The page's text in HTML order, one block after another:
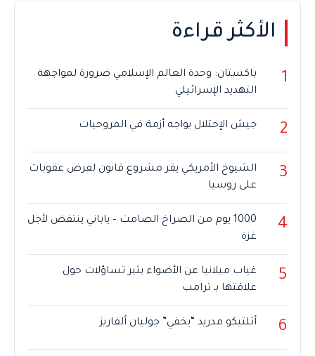
الأكثر قراءة
1
باكستان: وحدة العالم الإسلامي ضرورة لمواجهة
التهديد الإسرائيلي
2 جيش الإحتلال يواجه أزمة في المروحيات
3
الشيوخ الأمريكي يقر مشروع قانون لفرض عقوبات
على روسيا
4
1000 يوم من الصراخ الصامت – ياباني ينتفض لأجل
غزة
5
غياب ميلانيا عن الأضواء يثير تساؤلات حول
علاقتها بـ ترامب
6 أتلتيكو مدريد “يخفي” جوليان ألفاريز